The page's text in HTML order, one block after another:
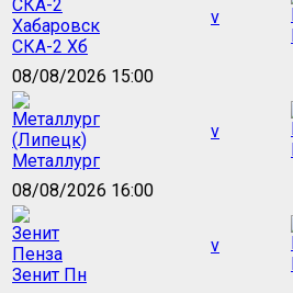
СКА-2 Хб
v
08/08/2026 15:00
Металлург
v
08/08/2026 16:00
Зенит Пн
v